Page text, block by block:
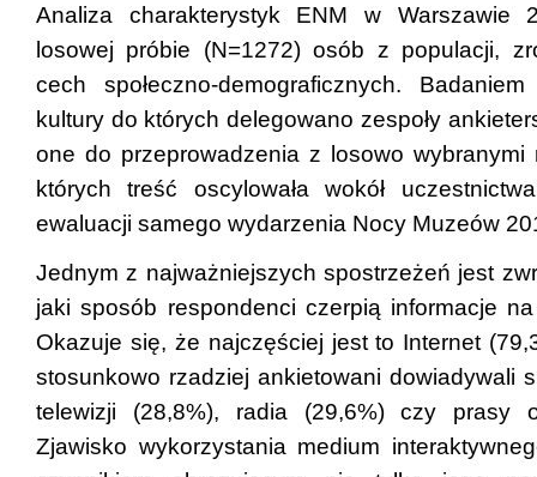
Analiza charakterystyk ENM w Warszawie
losowej próbie (N=1272) osób z populacji,
cech społeczno-demograficznych.
kultury do których delegowano zespoły
one do przeprowadzenia z losowo wybranymi
których treść oscylowała wokół
ewaluacji samego wydarzenia Nocy Muzeów
Jednym z najważniejszych spostrzeżeń jest
jaki sposób respondenci czerpią informacje
Okazuje się, że najczęściej jest to Internet
stosunkowo rzadziej ankietowani dowiadywali
telewizji (28,8%), radia (29,6%) czy prasy
Zjawisko wykorzystania medium